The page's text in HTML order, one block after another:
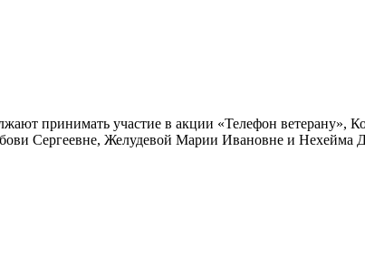
принимать участие в акции «Телефон ветерану»,
Сергеевне, Желудевой Марии Ивановне и Нехейма